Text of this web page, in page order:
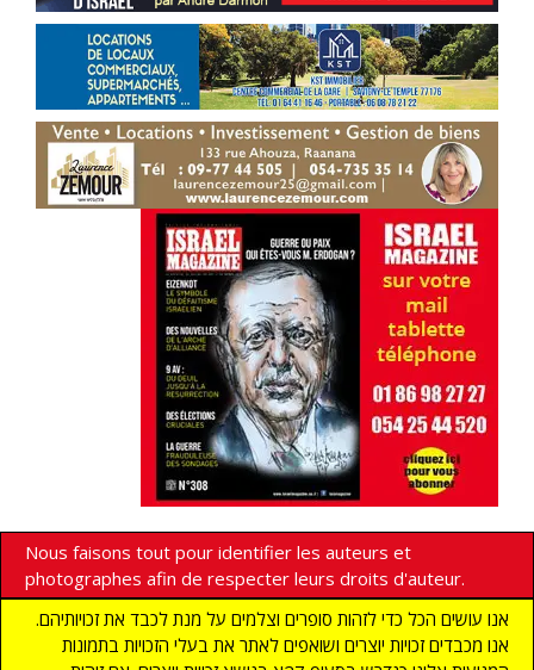
Nous faisons tout pour identifier les auteurs et
photographes afin de respecter leurs droits d'auteur.
אנו עושים הכל כדי לזהות סופרים וצלמים על מנת לכבד את זכויותיהם.
אנו מכבדים זכויות יוצרים ושואפים לאתר את בעלי הזכויות בתמונות